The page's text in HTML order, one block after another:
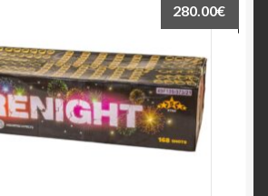
280.00€